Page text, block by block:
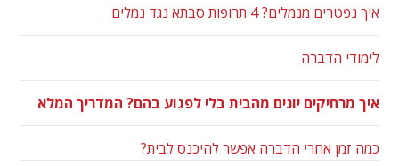
איך נפטרים מנמלים? 4 תרופות סבתא נגד נמלים
לימודי הדברה
איך מרחיקים יונים מהבית בלי לפגוע בהם? המדריך המלא
כמה זמן אחרי הדברה אפשר להיכנס לבית?